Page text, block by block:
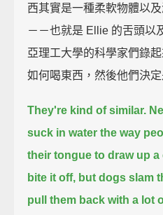
西其實是一種柔軟物體以
－－也就是 Ellie 的舌頭以
亞理工大學的科學家們錄
如何喝東西，然後他們決
They're kind of similar.
suck in water the way
their tongue to draw up a
bite it off, but dogs slam
pull them back with a lot